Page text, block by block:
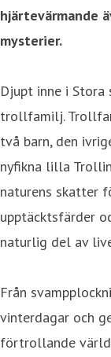
hjärtevärmande
mysterier.
Djupt inne i Stora
trollfamilj.
två barn, den
nyfikna lilla
naturens skatter
upptäcktsfärder
naturlig del av
Från
vinterdagar och
förtrollande